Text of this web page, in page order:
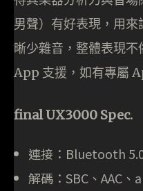
男聲）有好表現，用
晰少雜音，整體表現
App 支援，如有專屬
final UX3000 Spec.
連接：Bluetooth
解碼：SBC、AAC